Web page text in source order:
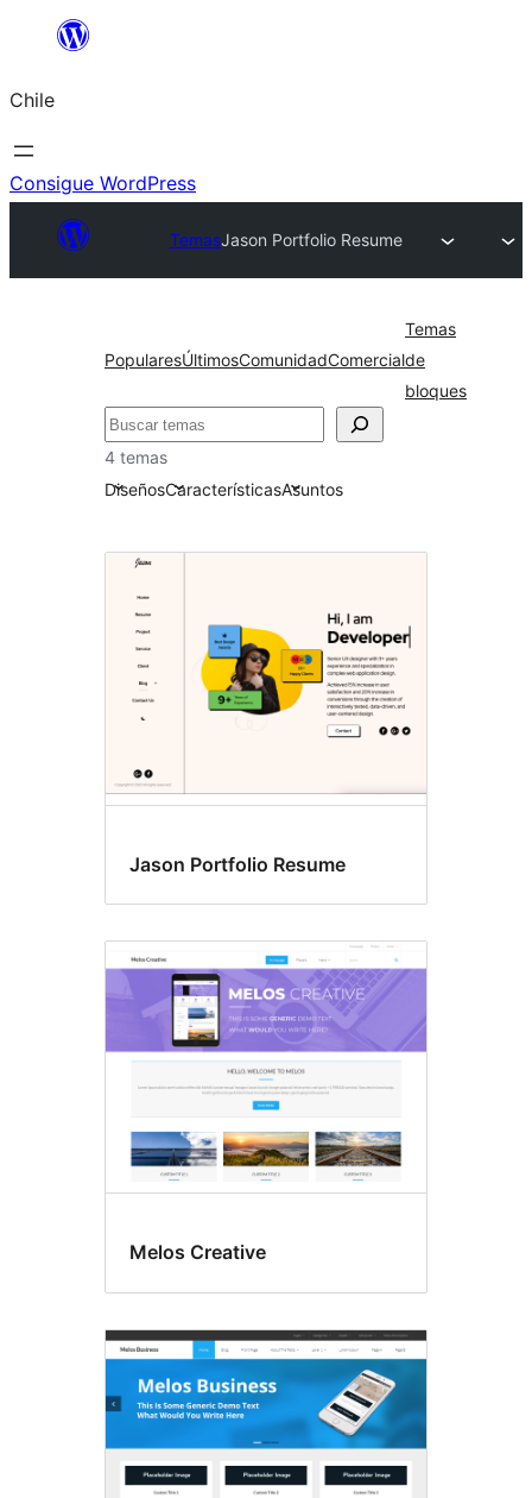
Saltar
contenido
Chile
Consigue WordPress
TemasJason Portfolio Resume
PopularesÚltimosComunidadComercial
Temas
de
bloques
Buscar
4 temas
DiseñosCaracterísticasAsuntos
Jason Portfolio Resume
Melos Creative